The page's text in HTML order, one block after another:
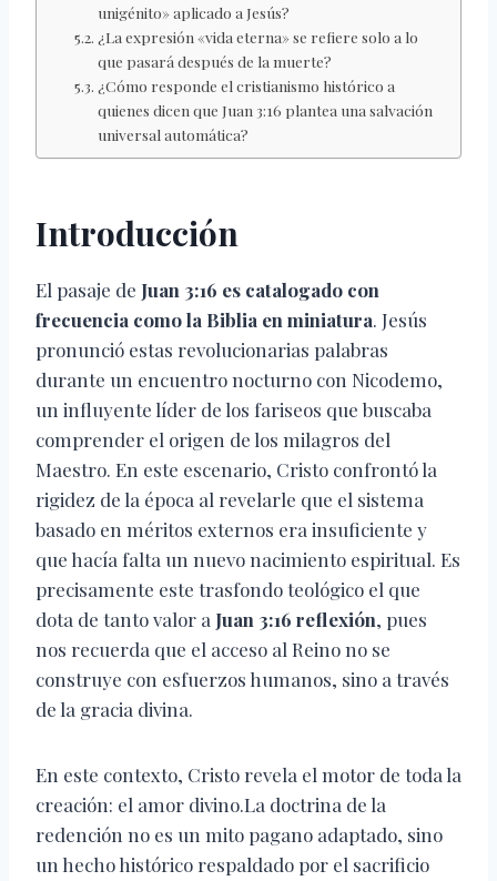
unigénito» aplicado a Jesús?
¿La expresión «vida eterna» se refiere solo a lo
que pasará después de la muerte?
¿Cómo responde el cristianismo histórico a
quienes dicen que Juan 3:16 plantea una salvación
universal automática?
Introducción
El pasaje de Juan 3:16 es catalogado con
frecuencia como la Biblia en miniatura. Jesús
pronunció estas revolucionarias palabras
durante un encuentro nocturno con Nicodemo,
un influyente líder de los fariseos que buscaba
comprender el origen de los milagros del
Maestro. En este escenario, Cristo confrontó la
rigidez de la época al revelarle que el sistema
basado en méritos externos era insuficiente y
que hacía falta un nuevo nacimiento espiritual. Es
precisamente este trasfondo teológico el que
dota de tanto valor a Juan 3:16 reflexión, pues
nos recuerda que el acceso al Reino no se
construye con esfuerzos humanos, sino a través
de la gracia divina.
En este contexto, Cristo revela el motor de toda la
creación: el amor divino.La doctrina de la
redención no es un mito pagano adaptado, sino
un hecho histórico respaldado por el sacrificio